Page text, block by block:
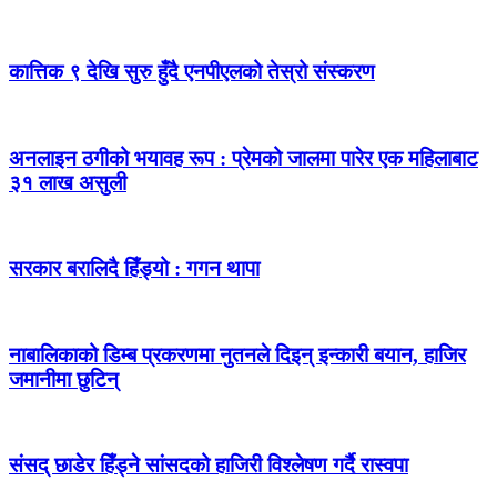
कात्तिक ९ देखि सुरु हुँदै एनपीएलको तेस्रो संस्करण
अनलाइन ठगीको भयावह रूप : प्रेमको जालमा पारेर एक महिलाबाट
३१ लाख असुली
सरकार बरालिदै हिँड्यो : गगन थापा
नाबालिकाको डिम्ब प्रकरणमा नुतनले दिइन् इन्कारी बयान, हाजिर
जमानीमा छुटिन्
संसद् छाडेर हिँड्ने सांसदको हाजिरी विश्लेषण गर्दै रास्वपा